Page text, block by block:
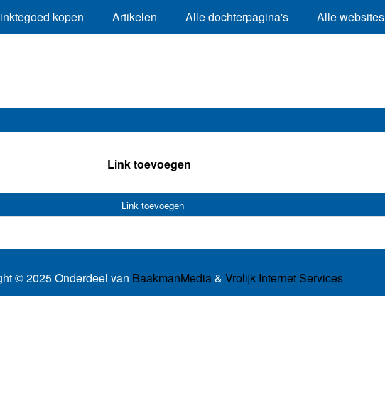
kopen Artikelen Alle dochterpagina's Alle websites
Link toevoegen
Link toevoegen
© 2025 Onderdeel van BaakmanMedia& Vrolijk Internet Services